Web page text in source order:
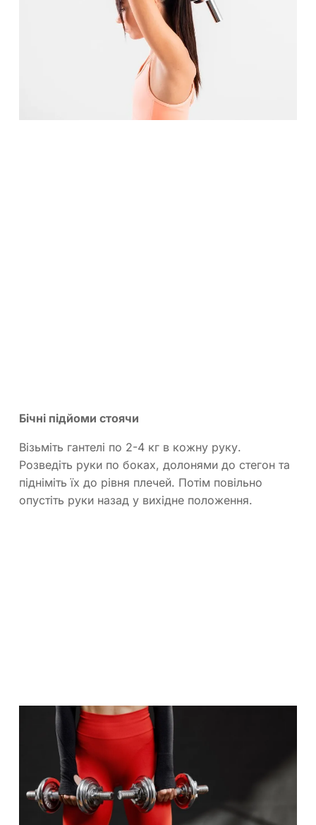
Бічні підйоми стоячи
Візьміть гантелі по 2-4 кг в кожну руку.
Розведіть руки по боках, долонями до стегон та
підніміть їх до рівня плечей. Потім повільно
опустіть руки назад у вихідне положення.